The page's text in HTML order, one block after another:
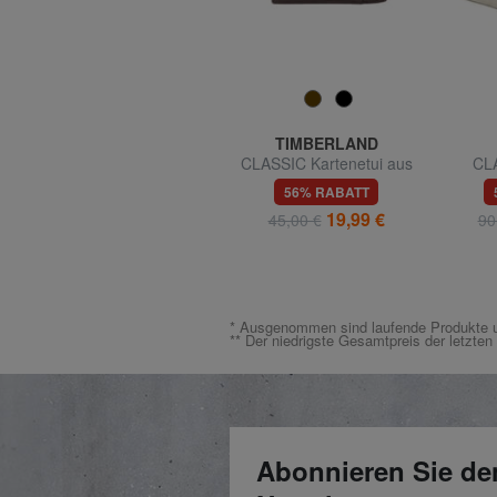
TIMBERLAND
CLASSIC Kartenetui aus
Leder mit Münzfach
56% RABATT
45,00 € 19,99 €
* Ausgenommen sind laufende Produkte
** Der niedrigste Gesamtpreis der
Abonnieren Sie